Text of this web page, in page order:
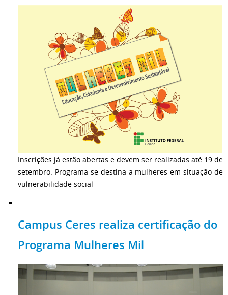
Inscrições já estão abertas e devem ser realizadas até 19 de
setembro. Programa se destina a mulheres em situação de
vulnerabilidade social
Campus Ceres realiza certificação do
Programa Mulheres Mil